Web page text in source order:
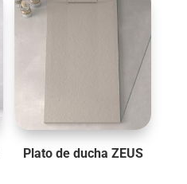
Plato de ducha ZEUS